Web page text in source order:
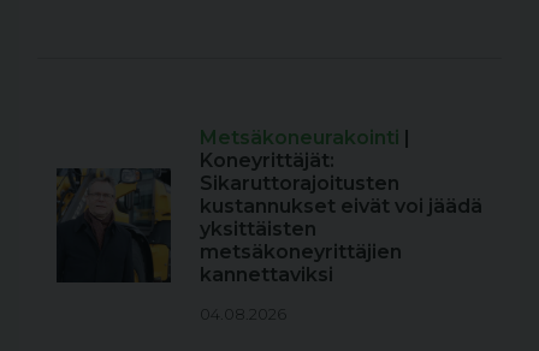
Metsäkoneurakointi
Koneyrittäjät:
Sikaruttorajoitusten
kustannukset eivät voi jäädä
yksittäisten
metsäkoneyrittäjien
kannettaviksi
04.08.2026